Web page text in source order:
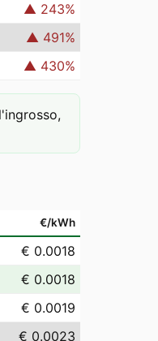
▲ 243%
▲ 491%
▲ 430%
€/kWh
€ 0.0018
€ 0.0018
€ 0.0019
€ 0.0023